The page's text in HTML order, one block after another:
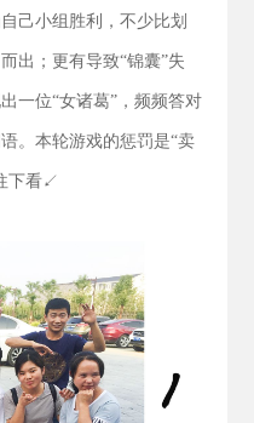
己小组胜利，不少比划
出；更有导致“锦囊”失
一位“女诸葛”，频频答对
。本轮游戏的惩罚是“卖
下看↙